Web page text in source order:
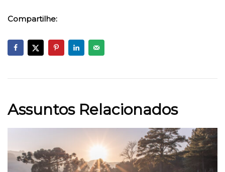
Compartilhe:
Assuntos Relacionados